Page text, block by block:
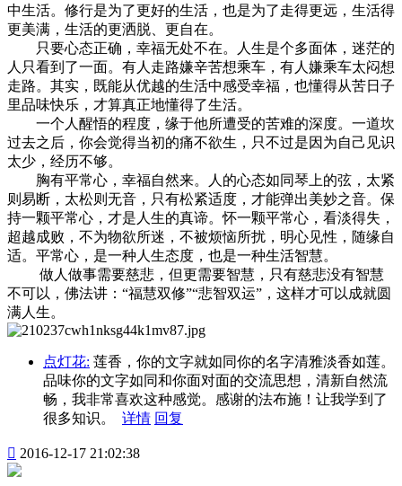
中生活。修行是为了更好的生活，也是为了走得更远，生活得
更美满，生活的更洒脱、更自在。
只要心态正确，幸福无处不在。人生是个多面体，迷茫的
人只看到了一面。有人走路嫌辛苦想乘车，有人嫌乘车太闷想
走路。其实，既能从优越的生活中感受幸福，也懂得从苦日子
里品味快乐，才算真正地懂得了生活。
一个人醒悟的程度，缘于他所遭受的苦难的深度。一道坎
过去之后，你会觉得当初的痛不欲生，只不过是因为自己见识
太少，经历不够。
胸有平常心，幸福自然来。人的心态如同琴上的弦，太紧
则易断，太松则无音，只有松紧适度，才能弹出美妙之音。保
持一颗平常心，才是人生的真谛。怀一颗平常心，看淡得失，
超越成败，不为物欲所迷，不被烦恼所扰，明心见性，随缘自
适。平常心，是一种人生态度，也是一种生活智慧。
做人做事需要慈悲，但更需要智慧，只有慈悲没有智慧
不可以，佛法讲：“福慧双修”“悲智双运”，这样才可以成就圆
满人生。
点灯花: 莲香，你的文字就如同你的名字清雅淡香如莲。
品味你的文字如同和你面对面的交流思想，清新自然流
畅，我非常喜欢这种感觉。感谢的法布施！让我学到了
很多知识。 详情 回复
 2016-12-17 21:02:38